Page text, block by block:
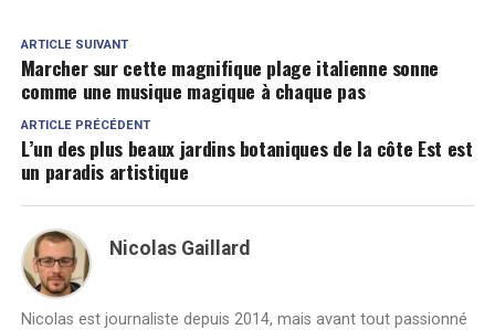
ARTICLE SUIVANT
Marcher sur cette magnifique plage italienne sonne
comme une musique magique à chaque pas
ARTICLE PRÉCÉDENT
L’un des plus beaux jardins botaniques de la côte Est est
un paradis artistique
Nicolas Gaillard
Nicolas est journaliste depuis 2014, mais avant tout passionné